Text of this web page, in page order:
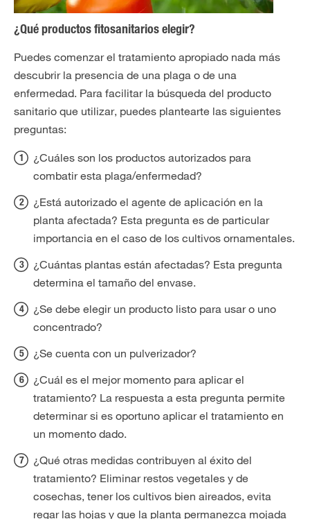
¿Qué productos fitosanitarios elegir?
Puedes comenzar el tratamiento apropiado nada más
descubrir la presencia de una plaga o de una
enfermedad. Para facilitar la búsqueda del producto
sanitario que utilizar, puedes plantearte las siguientes
preguntas:
¿Cuáles son los productos autorizados para
combatir esta plaga/enfermedad?
¿Está autorizado el agente de aplicación en la
planta afectada? Esta pregunta es de particular
importancia en el caso de los cultivos ornamentales.
¿Cuántas plantas están afectadas? Esta pregunta
determina el tamaño del envase.
¿Se debe elegir un producto listo para usar o uno
concentrado?
¿Se cuenta con un pulverizador?
¿Cuál es el mejor momento para aplicar el
tratamiento? La respuesta a esta pregunta permite
determinar si es oportuno aplicar el tratamiento en
un momento dado.
¿Qué otras medidas contribuyen al éxito del
tratamiento? Eliminar restos vegetales y de
cosechas, tener los cultivos bien aireados, evita
regar las hojas y que la planta permanezca mojada